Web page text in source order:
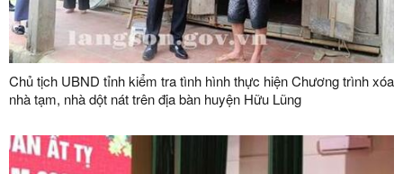
Chủ tịch UBND tỉnh kiểm tra tình hình thực hiện Chương trình xóa
nhà tạm, nhà dột nát trên địa bàn huyện Hữu Lũng